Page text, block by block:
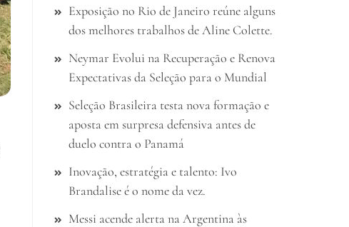
Exposição no Rio de Janeiro reúne alguns
dos melhores trabalhos de Aline Colette.
Neymar Evolui na Recuperação e Renova
Expectativas da Seleção para o Mundial
Seleção Brasileira testa nova formação e
aposta em surpresa defensiva antes de
duelo contra o Panamá
Inovação, estratégia e talento: Ivo
Brandalise é o nome da vez.
Messi acende alerta na Argentina às